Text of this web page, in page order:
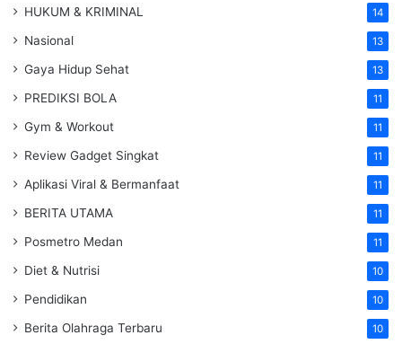
HUKUM & KRIMINAL 14
Nasional 13
Gaya Hidup Sehat 13
PREDIKSI BOLA 11
Gym & Workout 11
Review Gadget Singkat 11
Aplikasi Viral & Bermanfaat 11
BERITA UTAMA 11
Posmetro Medan 11
Diet & Nutrisi 10
Pendidikan 10
Berita Olahraga Terbaru 10